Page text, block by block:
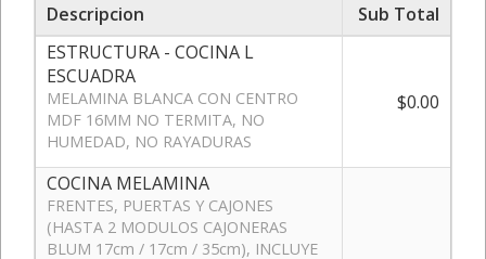
Descripcion
Sub Total
ESTRUCTURA - COCINA L
ESCUADRA
MELAMINA BLANCA CON CENTRO
MDF 16MM NO TERMITA, NO
HUMEDAD, NO RAYADURAS
$0.00
COCINA MELAMINA
FRENTES, PUERTAS Y CAJONES
(HASTA 2 MODULOS CAJONERAS
BLUM 17cm / 17cm / 35cm), INCLUYE